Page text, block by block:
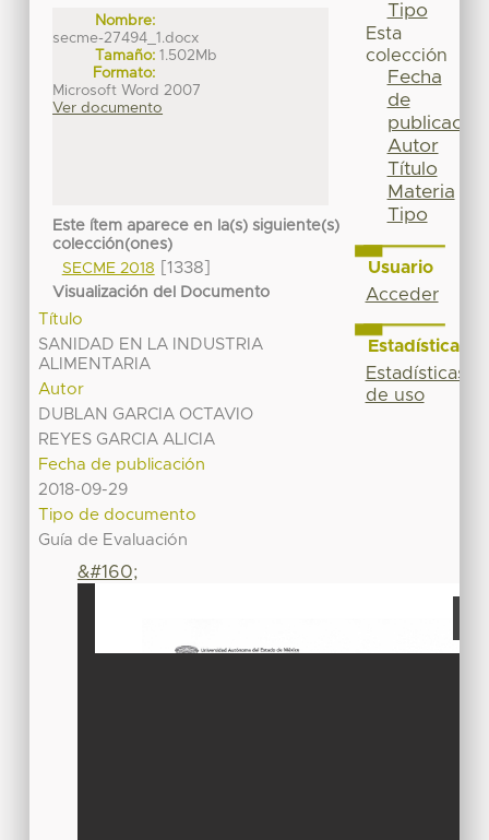
Nombre:
secme-27494_1.docx
Tamaño: 1.502Mb
Formato:
Microsoft Word 2007
Ver documento
Este ítem aparece en la(s) siguiente(s)
colección(ones)
SECME 2018
[1338]
Visualización del Documento
Título
SANIDAD EN LA INDUSTRIA
ALIMENTARIA
Autor
DUBLAN GARCIA OCTAVIO
REYES GARCIA ALICIA
Fecha de publicación
2018-09-29
Tipo de documento
Guía de Evaluación
&#160;
Tipo
Esta
colección
Fecha
de
publicación
Autor
Título
Materia
Tipo
Usuario
Acceder
Estadísticas
Estadísticas
de uso